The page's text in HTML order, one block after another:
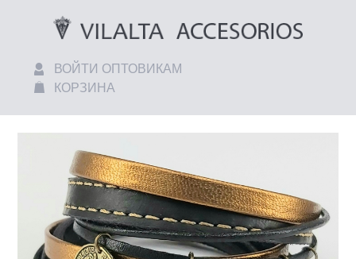
ВОЙТИ ОПТОВИКАМ
КОРЗИНА